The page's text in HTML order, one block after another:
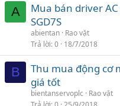
A
Mua bán driver
SGD7S
abientan Rao vặt
Trả lời 0 18/7/2018
B
Thu mua động cơ
giá tốt
bientanservoplc
Rao vặt